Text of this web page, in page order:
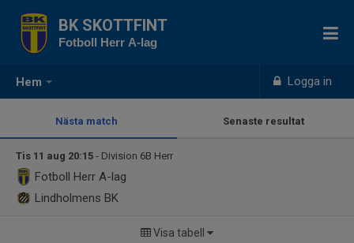
Hem Logga in
BK SKOTTFINT
Fotboll Herr A-lag
Nästa match Senaste resultat
Tis 11 aug 20:15 - Division 6B Herr
Fotboll Herr A-lag
Lindholmens BK
Visa tabell